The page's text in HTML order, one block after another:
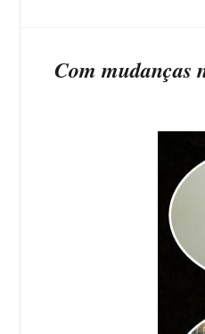
Com mudanças